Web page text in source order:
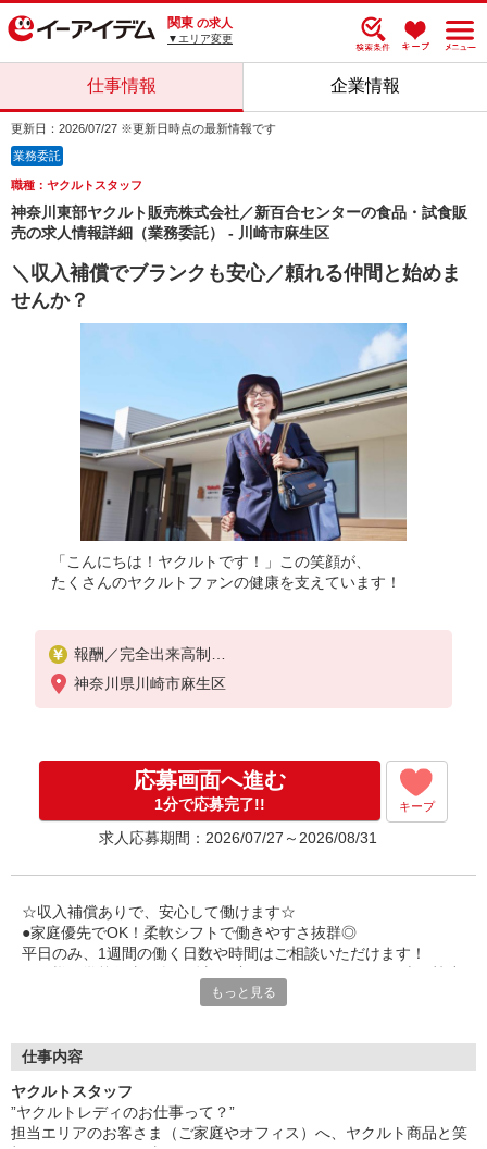
関東 の求人
▼エリア変更
仕事情報 企業情報
更新日：2026/07/27 ※更新日時点の最新情報です
業務委託
職種：ヤクルトスタッフ
神奈川東部ヤクルト販売株式会社／新百合センターの食品・試食販
売の求人情報詳細（業務委託） - 川崎市麻生区
＼収入補償でブランクも安心／頼れる仲間と始めま
せんか？
「こんにちは！ヤクルトです！」この笑顔が、
たくさんのヤクルトファンの健康を支えています！
報酬／完全出来高制
☆少日数から気軽に始められます！
扶養内平均収入 100,000円
◎扶養の範囲内OK
◎扶養の範囲を超えた高収入も応相談
働ける時間や環境に合わせて最大限に考慮します。
収入補償
扶養外：月15万円（3ヶ月間）
※延長制度あり
※研修期間：（日給2,500円、13日間）
収入保障期間：3か月
神奈川県川崎市麻生区
応募画面へ進む
1分で応募完了!! キープ
求人応募期間：2026/07/27～2026/08/31
☆収入補償ありで、安心して働けます☆
●家庭優先でOK！柔軟シフトで働きやすさ抜群◎
平日のみ、1週間の働く日数や時間はご相談いただけます！
し合ってシフト調整しやすい環境です。
20代〜40代の子育て世代の主婦（夫）さんが多数活躍中！
場なので、ブランクがあってもすぐに馴染めますよ。
●未経験でも心配いりません！安心の研修＆同行サポート
商品知識からお届けのコツまで、先輩スタッフが基本から丁寧に
もっと見る
仕事内容
ヤクルトスタッフ
”ヤクルトレディのお仕事って？”
担当エリアのお客さま（ご家庭やオフィス）へ、ヤクルト商品と笑